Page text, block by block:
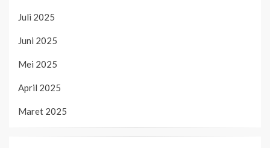
Juli 2025
Juni 2025
Mei 2025
April 2025
Maret 2025